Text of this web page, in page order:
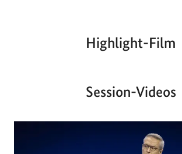
Highlight-Film
Aktueller
00:00|
Session-Videos